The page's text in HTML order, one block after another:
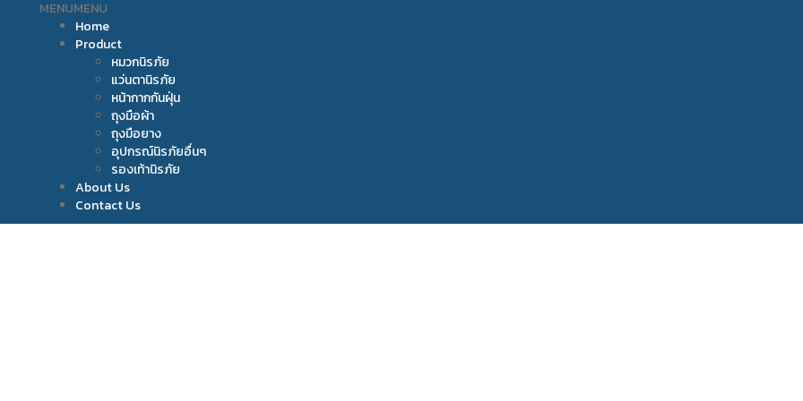
MENUMENU
Home
Product
หมวกนิรภัย
แว่นตานิรภัย
หน้ากากกันฝุ่น
ถุงมือผ้า
ถุงมือยาง
อุปกรณ์นิรภัยอื่นๆ
รองเท้านิรภัย
About Us
Contact Us